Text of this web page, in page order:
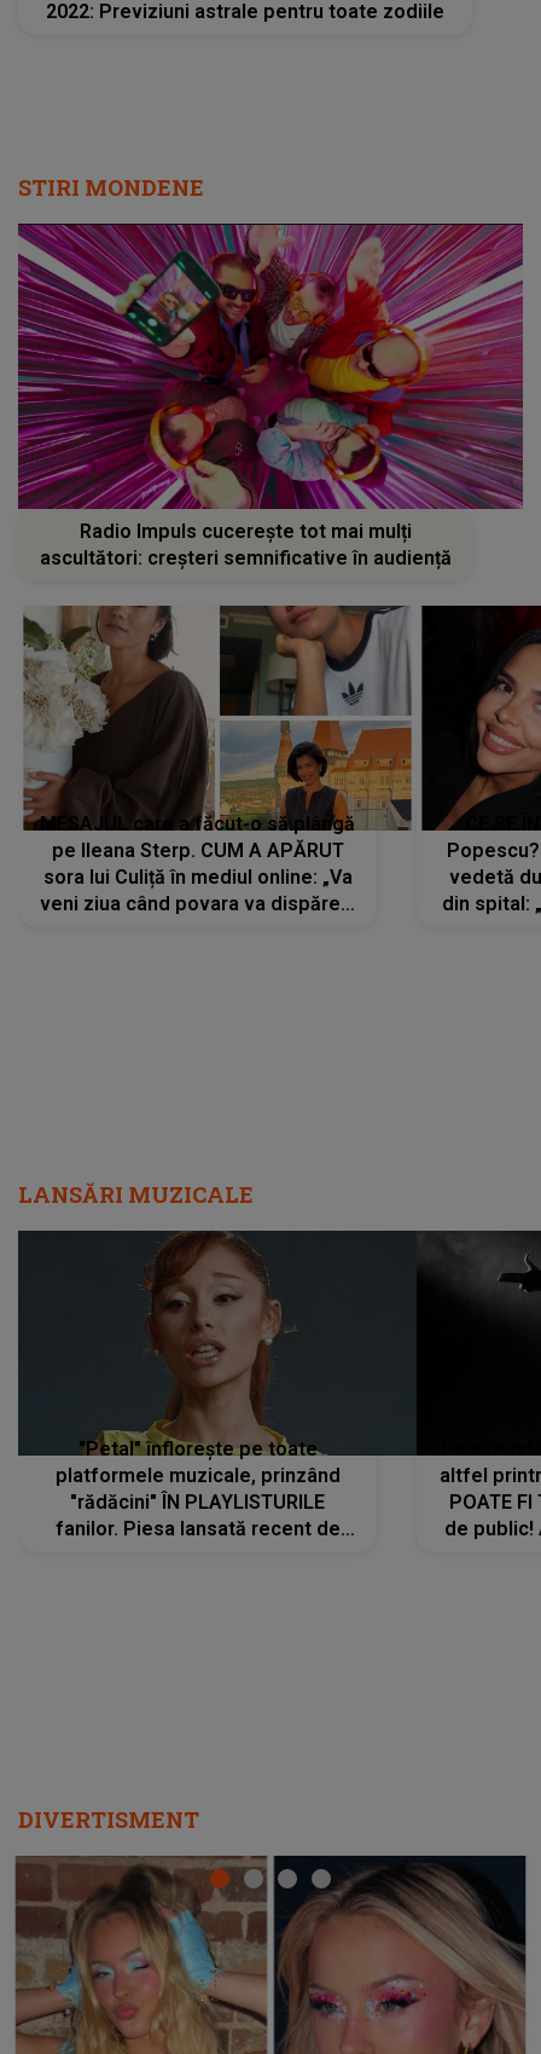
2022: Previziuni astrale pentru toate zodiile
STIRI MONDENE
Radio Impuls cucerește tot mai mulți
ascultători: creșteri semnificative în audiență
MESAJUL care a făcut-o să plângă
pe Ileana Sterp. CUM A APĂRUT
sora lui Culiță în mediul online: „Va
veni ziua când povara va dispărea,
vedetă
din spital:
LANSĂRI MUZICALE
"Petal" înflorește pe toate
platformele muzicale, prinzând
"rădăcini" ÎN PLAYLISTURILE
fanilor. Piesa lansată recent de
altfel
POATE FI
de public!
DIVERTISMENT